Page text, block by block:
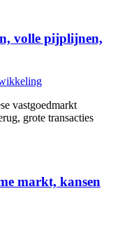
volle pijplijnen,
vastgoedmarkt
grote transacties
markt, kansen